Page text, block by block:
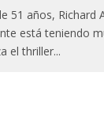
51 años, Richard
está teniendo
el thriller...